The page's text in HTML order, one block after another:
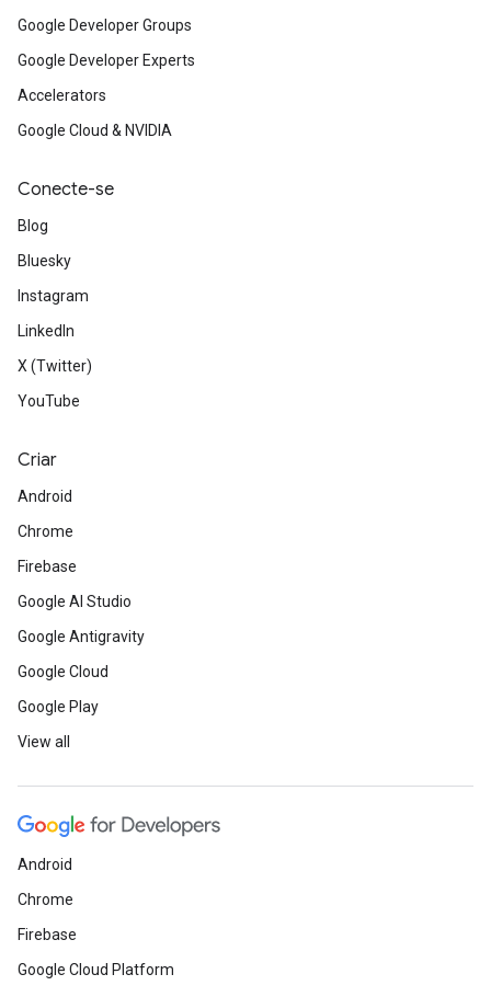
Google Developer Groups
Google Developer Experts
Accelerators
Google Cloud & NVIDIA
Conecte-se
Blog
Bluesky
Instagram
LinkedIn
X (Twitter)
YouTube
Criar
Android
Chrome
Firebase
Google AI Studio
Google Antigravity
Google Cloud
Google Play
View all
Android
Chrome
Firebase
Google Cloud Platform